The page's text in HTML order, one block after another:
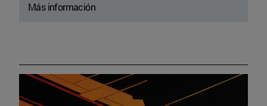
Más información